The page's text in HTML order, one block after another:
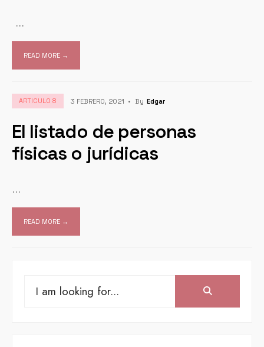
...
READ MORE →
ARTICULO 8 3 FEBRERO, 2021 • By Edgar
El listado de personas
físicas o jurídicas
...
READ MORE →
Search